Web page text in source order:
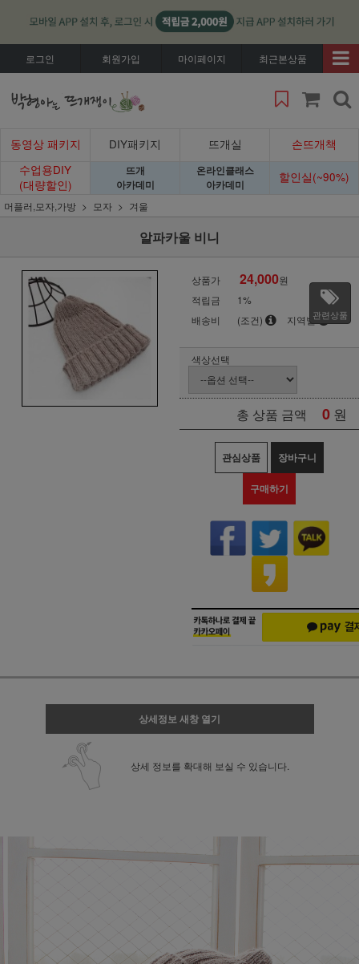
로그인 회원가입 마이페이지 최근본상품
동영상 패키지 DIY패키지 뜨개실
손뜨개책
수업용DIY
(대량할인)
뜨개
아카데미
온라인클래스
아카데미
할인실(~90%)
머플러,모자,가방 모자 겨울
알파카울 비니
상품가 24,000원
적립금
1%
배송비
(조건) 지역별관련상품
색상선택
총 상품 금액 0 원
관심상품 장바구니
구매하기
상세정보 새창 열기
상세 정보를 확대해 보실 수 있습니다.